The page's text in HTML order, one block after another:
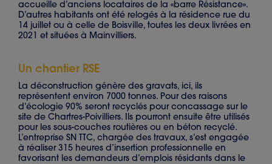
accueille d’anciens locataires de la «barre Résistance».
D’autres habitants ont été relogés à la résidence rue du
14 juillet ou à celle de Boisville, toutes les deux livrées en
2021 et situées à Mainvilliers.
Un chantier RSE
La déconstruction génère des gravats, ici, ils
représentent environ 7000 tonnes. Pour des raisons
d’écologie 90% seront recyclés pour concassage sur le
site de Chartres-Poivilliers. Ils pourront ensuite être utilisés
pour les sous-couches routières ou en béton recyclé.
L’entreprise SN TTC, chargée des travaux, s’est engagée
à réaliser 315 heures d’insertion professionnelle en
favorisant les demandeurs d’emplois résidants dans le